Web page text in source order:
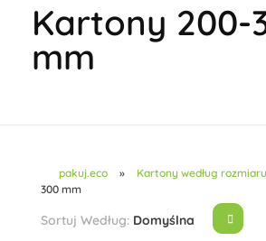
Kartony 200-
mm
pakuj.eco » Kartony według rozmiaru
300 mm
Sortuj Według: Domyślna